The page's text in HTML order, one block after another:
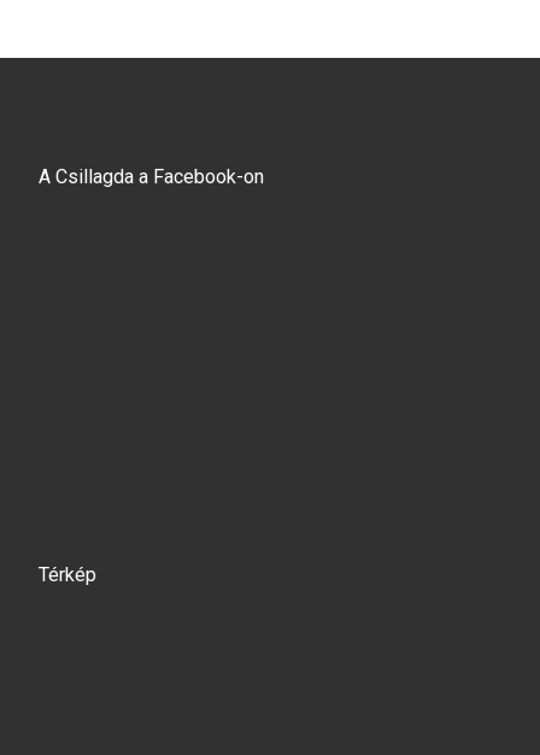
A Csillagda a Facebook-on
Térkép